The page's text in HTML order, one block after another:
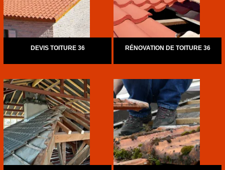
DEVIS TOITURE 36 RÉNOVATION DE TOITURE 36